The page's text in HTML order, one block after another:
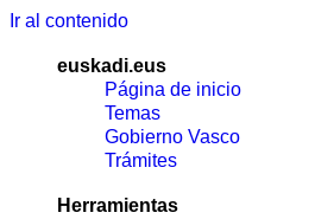
Ir al contenido
euskadi.eus
Página de inicio
Temas
Gobierno Vasco
Trámites
Herramientas